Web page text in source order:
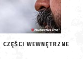
CZĘŚCI WEWNĘTRZNE